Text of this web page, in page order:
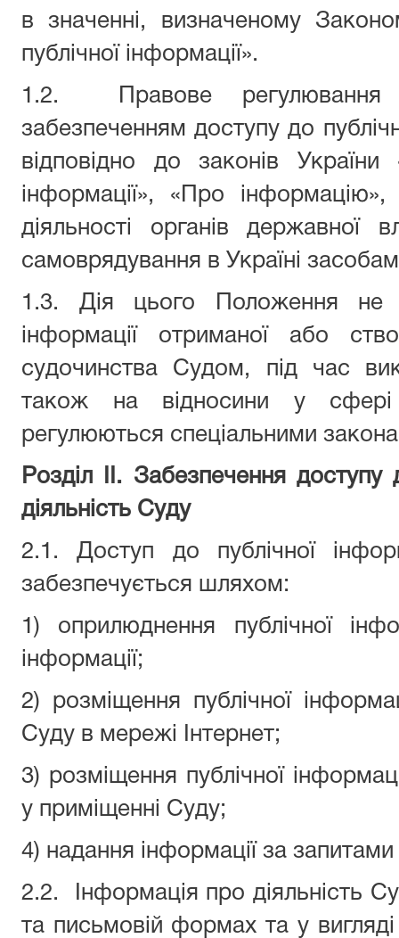
в значенні, визначеному
публічної інформації».
1.2.
Правове
забезпеченням доступу до
відповідно до законів
інформації», «Про
діяльності органів державної
самоврядування в Україні
1.3. Дія цього Положення не
інформації отриманої або
судочинства Судом, під час
також на відносини у сфері
регулюються спеціальними
Розділ II. Забезпечення доступу
діяльність Суду
2.1. Доступ до публічної
забезпечується шляхом:
1) оприлюднення публічної
інформації;
2) розміщення публічної
Суду в мережі Інтернет;
3) розміщення публічної
у приміщенні Суду;
4) надання інформації за
2.2.
Інформація про діяльність
та письмовій формах та у